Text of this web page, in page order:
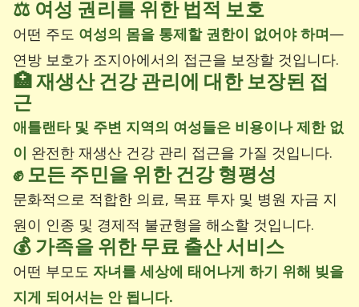
⚖️ 여성 권리를 위한 법적 보호
어떤 주도 여성의 몸을 통제할 권한이 없어야 하며—
연방 보호가 조지아에서의 접근을 보장할 것입니다.
🏥재생산 건강 관리에 대한 보장된 접
근
애틀랜타 및 주변 지역의 여성들은 비용이나 제한 없
이 완전한 재생산 건강 관리 접근을 가질 것입니다.
✊모든 주민을 위한 건강 형평성
문화적으로 적합한 의료, 목표 투자 및 병원 자금 지
원이 인종 및 경제적 불균형을 해소할 것입니다.
💰 가족을 위한 무료 출산 서비스
어떤 부모도 자녀를 세상에 태어나게 하기 위해 빚을
지게 되어서는 안 됩니다.